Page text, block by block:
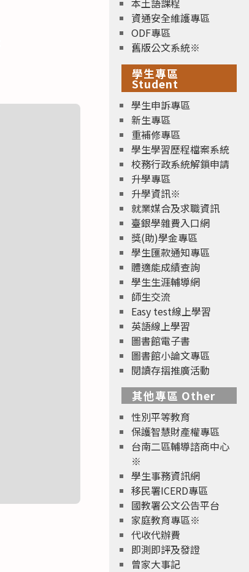
本土語課程
資通安全維護專區
ODF專區
舊版公文系統※
學生專區
Student
學生申訴專區
新生專區
重補修專區
學生學習歷程檔案系統
校務行政系統解鎖申請
升學專區
升學資訊※
就業媒合及求職資訊
臺銀學雜費入口網
獎(助)學金專區
學生匯款通知專區
體適能成績查詢
學生生涯輔導網
師生交流
Easy test線上學習
英語線上學習
圖書館電子書
圖書館小論文專區
閱讀存摺推廣活動
其他專區 Other
性別平等教育
保護智慧財產權專區
台南二區輔導諮商中心
※
學生事務資訊網
移民署ICERD專區
國教署公文公告平台
家庭教育專區※
代收代辦費
即測即評及發證
曾家大事記